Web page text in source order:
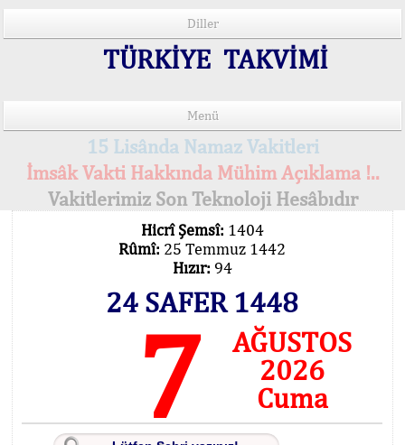
Diller
TÜRKİYE TAKVİMİ
Menü
15 Lisânda Namaz Vakitleri
İmsâk Vakti Hakkında Mühim Açıklama !..
Vakitlerimiz Son Teknoloji Hesâbıdır
Hicrî Şemsî: 1404
Rûmî: 25 Temmuz 1442
Hızır: 94
24 SAFER 1448
7
AĞUSTOS
2026
Cuma